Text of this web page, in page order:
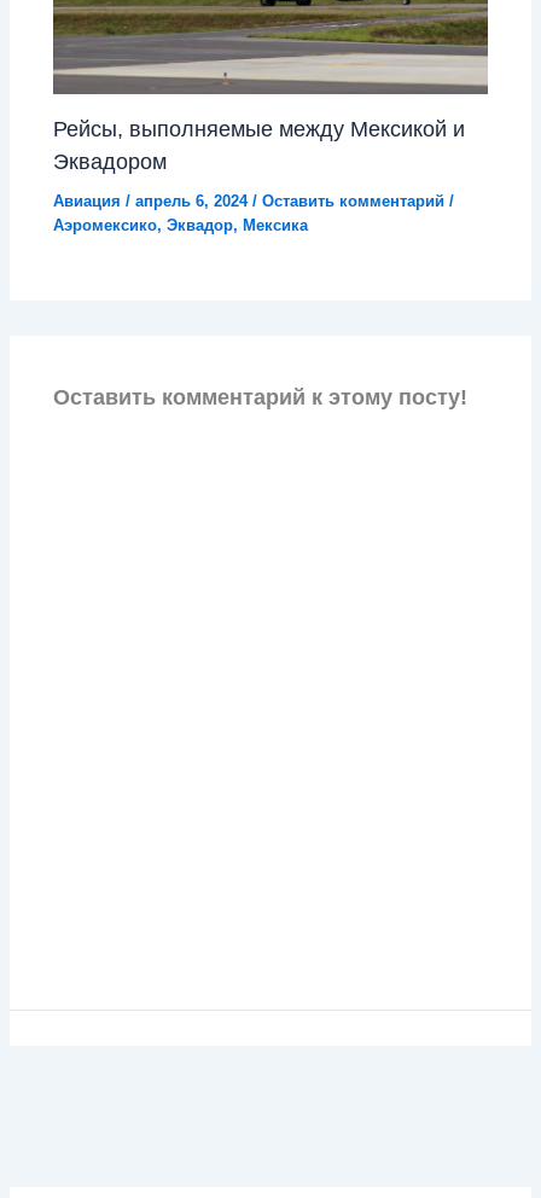
Рейсы, выполняемые между Мексикой и
Эквадором
Авиация /апрель 6, 2024/Оставить комментарий /
Аэромексико,Эквадор, Мексика
Оставить комментарий к этому посту!